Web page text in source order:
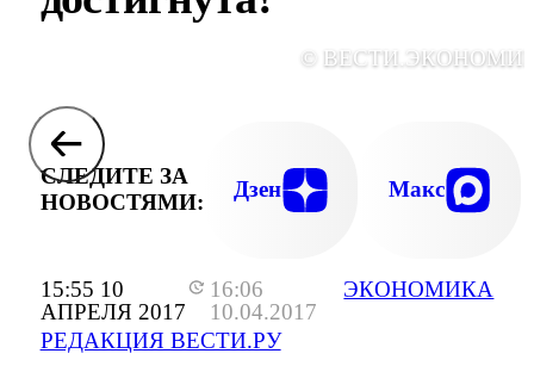
15:55 10
АПРЕЛЯ 2017
16:06
10.04.2017
РЕДАКЦИЯ ВЕСТИ.РУ
ЭКОНОМИКА
©
СЛЕДИТЕ ЗА
НОВОСТЯМИ:
Дзен Макс